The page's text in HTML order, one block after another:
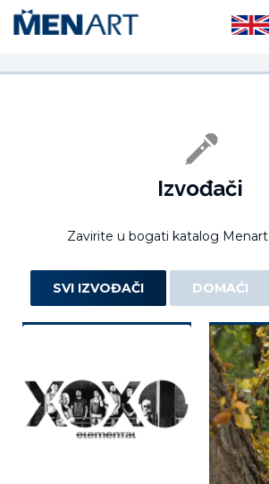
Izvođači
Zavirite u bogati katalog Menart
SVI IZVOĐAČI DOMAĆI